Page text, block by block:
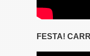
FESTA!